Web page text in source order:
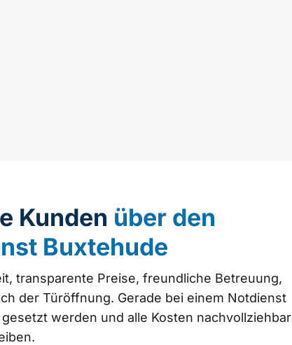
Kunden über den
Buxtehude
transparente Preise, freundliche Betreuung,
der Türöffnung. Gerade bei einem Notdienst
werden und alle Kosten nachvollziehbar